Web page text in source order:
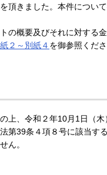
頂きました。本件につい
概要及びそれに対する金
２～別紙４ を御参照くださ
、令和２年10月1日（木
第39条４項８号に該当す
ん。